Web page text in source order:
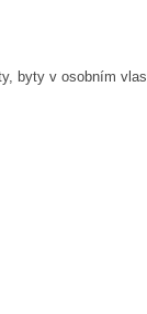
byty v osobním